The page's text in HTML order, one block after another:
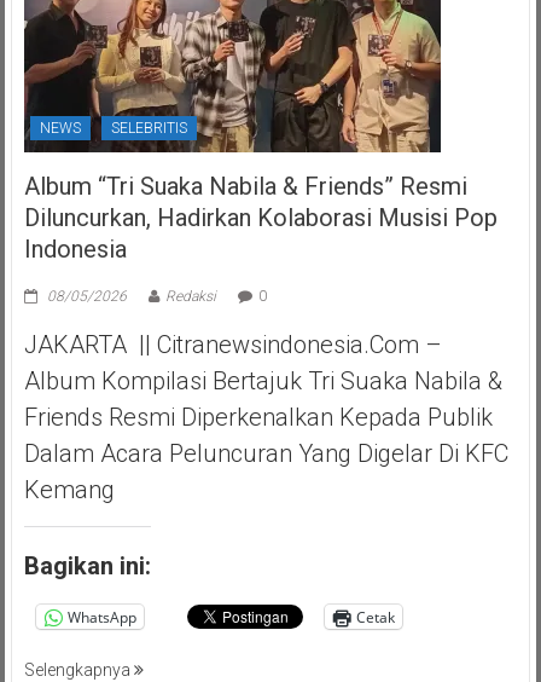
NEWS SELEBRITIS
Album “Tri Suaka Nabila & Friends” Resmi
Diluncurkan, Hadirkan Kolaborasi Musisi Pop
Indonesia
08/05/2026 Redaksi 0
JAKARTA || Citranewsindonesia.com –
Album Kompilasi Bertajuk Tri Suaka Nabila &
Friends Resmi Diperkenalkan Kepada Publik
Dalam Acara Peluncuran Yang Digelar Di KFC
Kemang
Bagikan ini:
WhatsApp Cetak
Selengkapnya